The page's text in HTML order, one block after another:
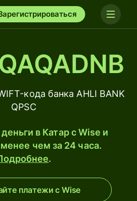
кода банка AHLI BANK
QPSC
в Катар с Wise и
чем за 24 часа.
.
платежи с Wise